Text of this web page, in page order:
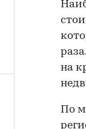
на
По